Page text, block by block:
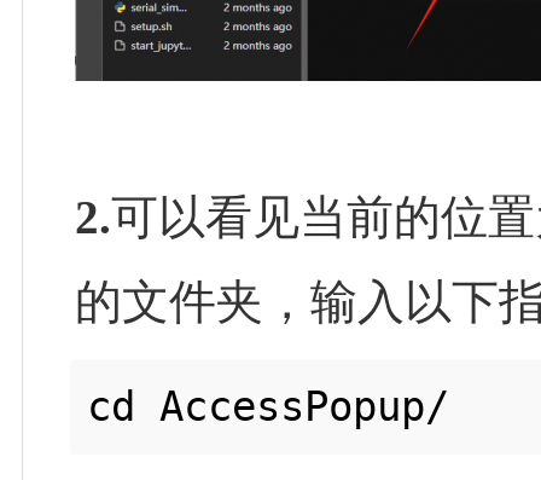
2.可以看见当前的位
的文件夹，输入以下
cd AccessPopup/